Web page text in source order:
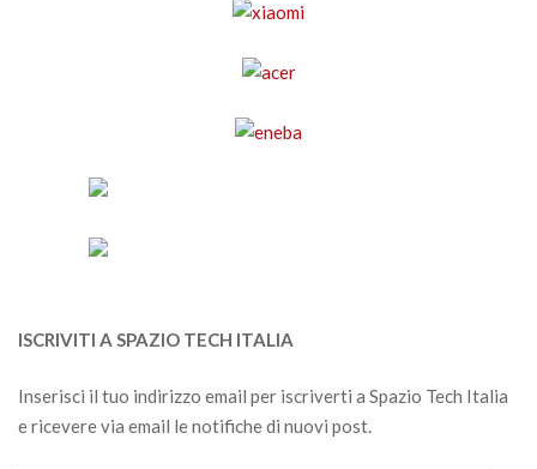
ISCRIVITI A SPAZIO TECH ITALIA
Inserisci il tuo indirizzo email per iscriverti a Spazio Tech Italia
e ricevere via email le notifiche di nuovi post.